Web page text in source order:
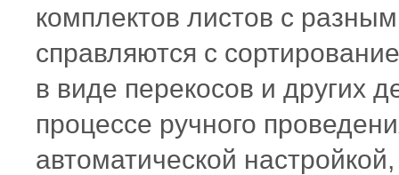
комплектов листов с
справляются с
в виде перекосов и других
процессе ручного
автоматической